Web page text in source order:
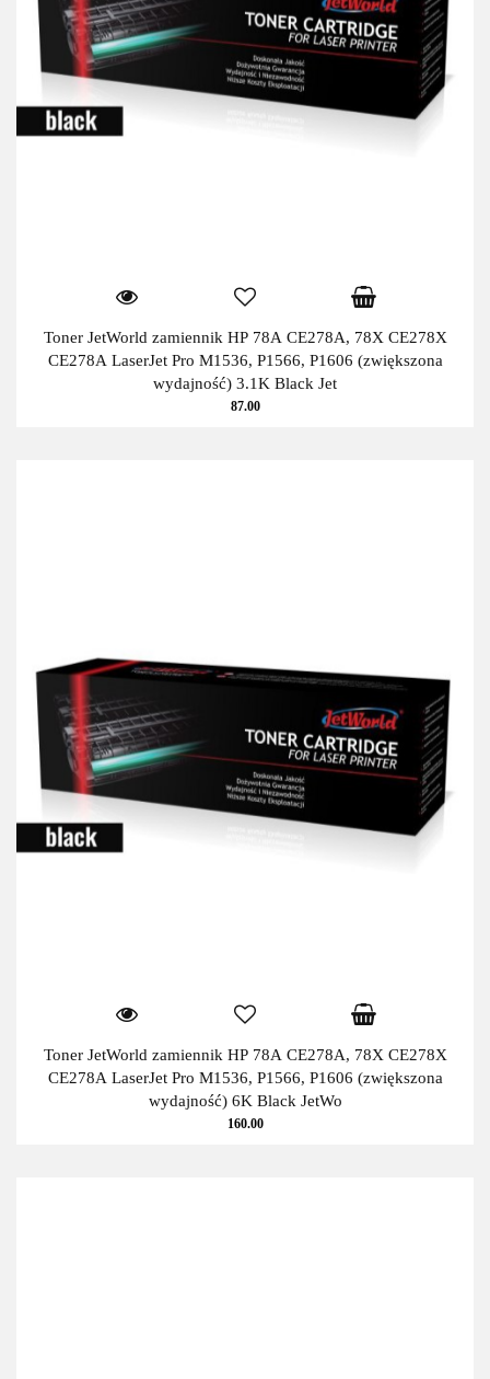
Toner JetWorld zamiennik HP 78A CE278A, 78X CE278X
CE278A LaserJet Pro M1536, P1566, P1606 (zwiększona
wydajność) 3.1K Black Jet
87.00
Toner JetWorld zamiennik HP 78A CE278A, 78X CE278X
CE278A LaserJet Pro M1536, P1566, P1606 (zwiększona
wydajność) 6K Black JetWo
160.00